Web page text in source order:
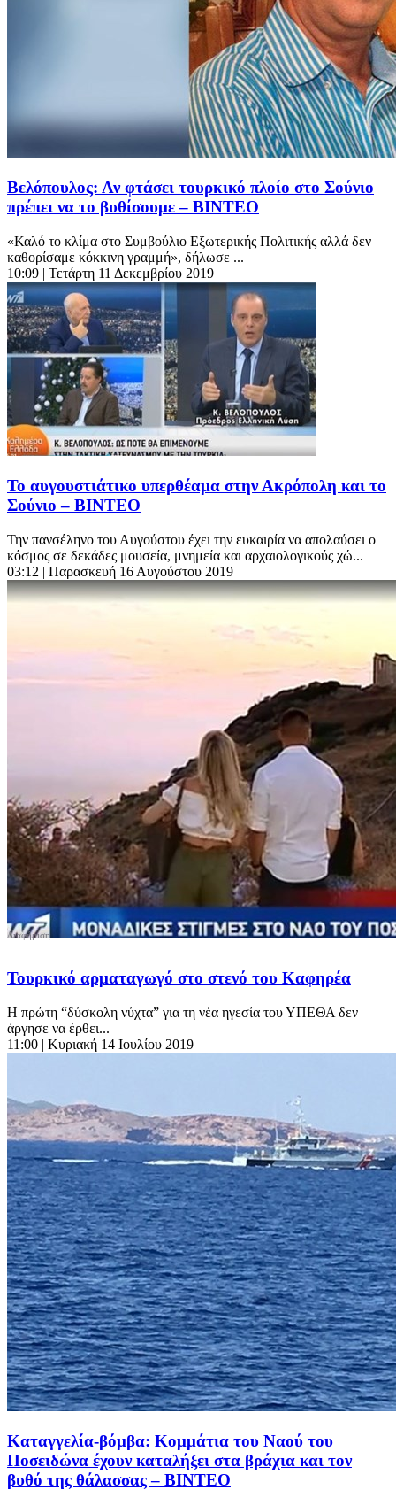
Βελόπουλος: Αν φτάσει τουρκικό πλοίο στο Σούνιο
πρέπει να το βυθίσουμε – ΒΙΝΤΕΟ
«Καλό το κλίμα στο Συμβούλιο Εξωτερικής Πολιτικής αλλά δεν
καθορίσαμε κόκκινη γραμμή», δήλωσε ...
10:09 | Τετάρτη 11 Δεκεμβρίου 2019
Το αυγουστιάτικο υπερθέαμα στην Ακρόπολη και το
Σούνιο – ΒΙΝΤΕΟ
Την πανσέληνο του Αυγούστου έχει την ευκαιρία να απολαύσει ο
κόσμος σε δεκάδες μουσεία, μνημεία και αρχαιολογικούς χώ...
03:12 | Παρασκευή 16 Αυγούστου 2019
Τουρκικό αρματαγωγό στο στενό του Καφηρέα
Η πρώτη “δύσκολη νύχτα” για τη νέα ηγεσία του ΥΠΕΘΑ δεν
άργησε να έρθει...
11:00 | Κυριακή 14 Ιουλίου 2019
Καταγγελία-βόμβα: Κομμάτια του Ναού του
Ποσειδώνα έχουν καταλήξει στα βράχια και τον
βυθό της θάλασσας – ΒΙΝΤΕΟ